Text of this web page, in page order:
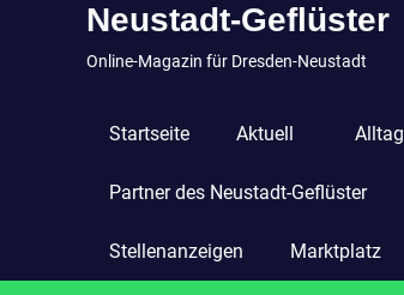
Neustadt-Geflüster
Online-Magazin für Dresden-Neustadt
Startseite Aktuell Alltag
Partner des Neustadt-Geflüster
Stellenanzeigen Marktplatz